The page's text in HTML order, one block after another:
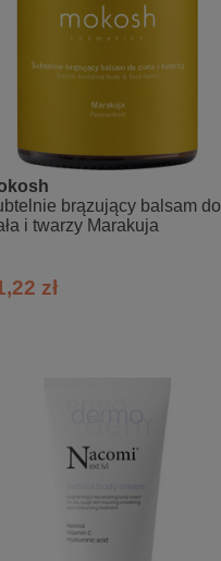
brązujący balsam do
i twarzy Marakuja
zł